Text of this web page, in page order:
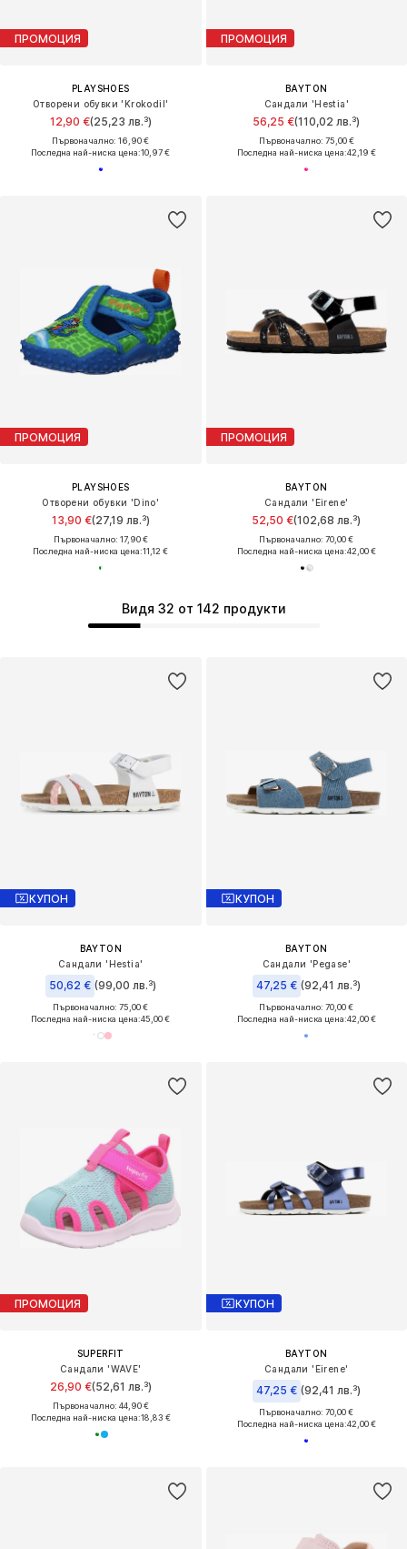
ПРОМОЦИЯ
PLAYSHOES
Отворени обувки 'Krokodil'
12,90 €(25,23 лв.³)
Първоначално: 16,90 €
Последна най-ниска цена:10,97 €
ПРОМОЦИЯ
BAYTON
Сандали 'Hestia'
56,25 €(110,02 лв.³)
Първоначално: 75,00 €
Последна най-ниска цена:42,19 €
ПРОМОЦИЯ
PLAYSHOES
Отворени обувки 'Dino'
13,90 €(27,19 лв.³)
Първоначално: 17,90 €
Последна най-ниска цена:11,12 €
ПРОМОЦИЯ
BAYTON
Сандали 'Eirene'
52,50 €(102,68 лв.³)
Първоначално: 70,00 €
Последна най-ниска цена:42,00 €
КУПОН
BAYTON
Сандали 'Hestia'
50,62 € (99,00 лв.³)
Първоначално: 75,00 €
Последна най-ниска цена:45,00 €
Видя 32 от 142 продукти
КУПОН
BAYTON
Сандали 'Pegase'
47,25 € (92,41 лв.³)
Първоначално: 70,00 €
Последна най-ниска цена:42,00 €
ПРОМОЦИЯ
SUPERFIT
Сандали 'WAVE'
26,90 €(52,61 лв.³)
Първоначално: 44,90 €
Последна най-ниска цена:18,83 €
КУПОН
BAYTON
Сандали 'Eirene'
47,25 € (92,41 лв.³)
Първоначално: 70,00 €
Последна най-ниска цена:42,00 €